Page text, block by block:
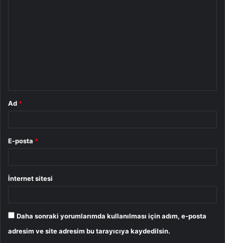
Ad *
E-posta *
İnternet sitesi
Daha sonraki yorumlarımda kullanılması için adım, e-posta
adresim ve site adresim bu tarayıcıya kaydedilsin.